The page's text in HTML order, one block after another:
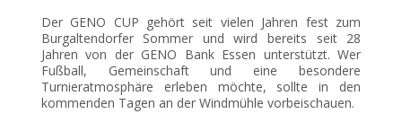
Der GENO CUP gehört seit vielen Jahren fest zum
Burgaltendorfer Sommer und wird bereits seit 28
Jahren von der GENO Bank Essen unterstützt. Wer
Fußball, Gemeinschaft und eine besondere
Turnieratmosphäre erleben möchte, sollte in den
kommenden Tagen an der Windmühle vorbeischauen.